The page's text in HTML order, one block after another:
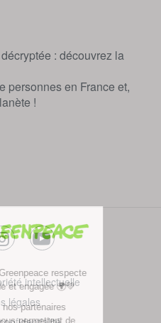
: découvrez la
personnes en France et,
!
instagramyoutube
intellectuelle
légales